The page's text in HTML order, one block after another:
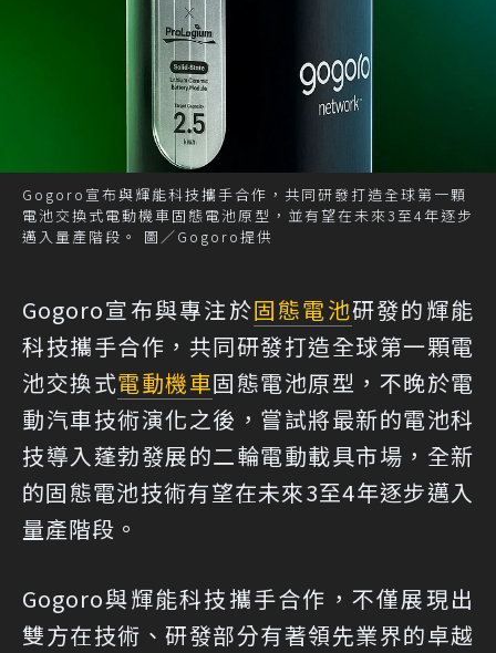
Gogoro宣布與輝能科技攜手合作，共同研發打造全球第一顆
電池交換式電動機車固態電池原型，並有望在未來3至4年逐步
邁入量產階段。 圖／Gogoro提供
Gogoro宣布與專注於固態電池研發的輝能
科技攜手合作，共同研發打造全球第一顆電
池交換式電動機車固態電池原型，不晚於電
動汽車技術演化之後，嘗試將最新的電池科
技導入蓬勃發展的二輪電動載具市場，全新
的固態電池技術有望在未來3至4年逐步邁入
量產階段。
Gogoro與輝能科技攜手合作，不僅展現出
雙方在技術、研發部分有著領先業界的卓越